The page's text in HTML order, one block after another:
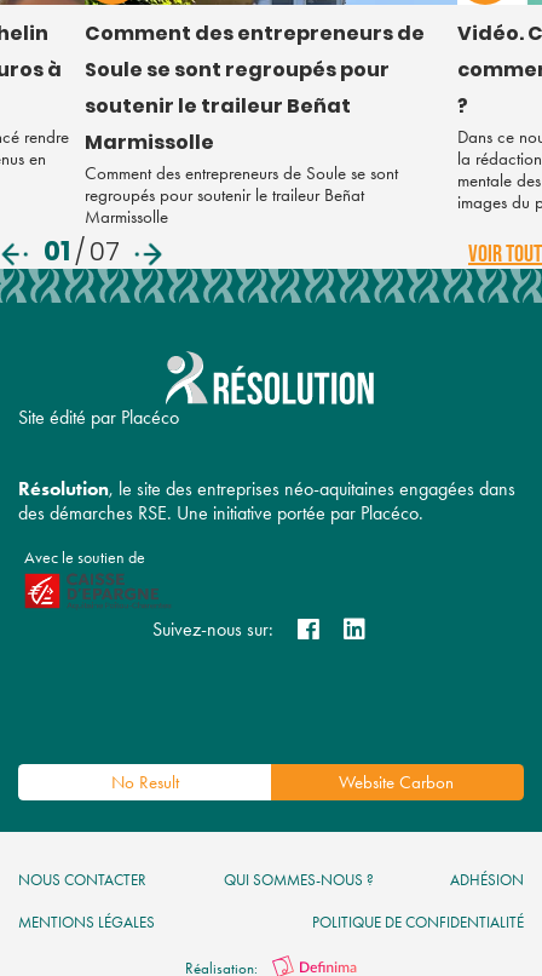
à
rendre
en
Comment des entrepreneurs de
Soule se sont regroupés pour
soutenir le traileur Beñat
Marmissolle
Comment des entrepreneurs de Soule se sont
regroupés pour soutenir le traileur Beñat
Marmissolle
Vidéo.
?
Dans ce
la
mentale
images du
01/07 VOIR TOUT
Site édité par Placéco
Résolution, le site des entreprises néo-aquitaines engagées dans
des démarches RSE. Une initiative portée par Placéco.
Avec le soutien de
Suivez-nous sur:
No Result Website Carbon
NOUS CONTACTER QUI SOMMES-NOUS ? ADHÉSION
MENTIONS LÉGALES POLITIQUE DE CONFIDENTIALITÉ
Réalisation: